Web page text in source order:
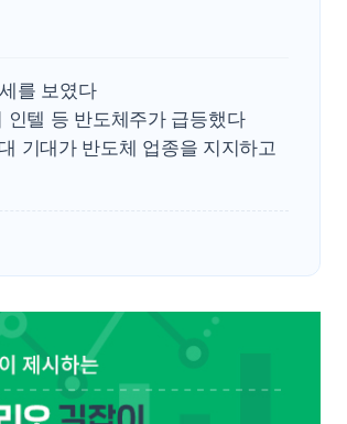
치인 측근 포항시 정책특보 내정설...포항시 '시끌'
태양광, 대한민국 다음 100년 밑거름…수도권 집
통령, '6시간 마라톤 부동산 2차 회의' 주재… "전폭
이어 "이란 최고지도자 위독…곧 사망해도 놀랍지
를 보였다
인텔 등 반도체주가 급등했다
기대가 반도체 업종을 지지하고